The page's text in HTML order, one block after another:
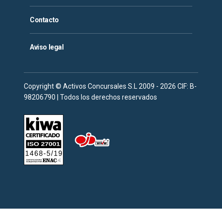
Contacto
Aviso legal
Copyright © Activos Concursales S.L 2009 - 2026 CIF: B-
98206790 | Todos los derechos reservados